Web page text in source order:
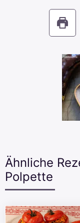
Ähnliche
Polpette